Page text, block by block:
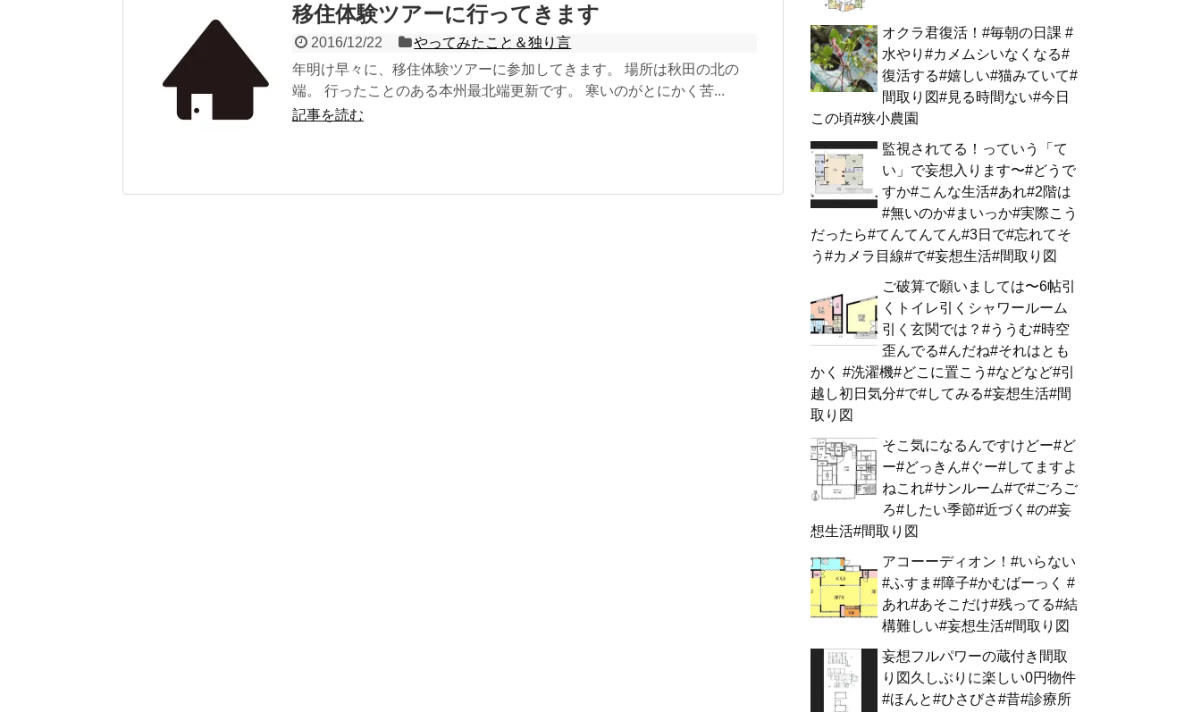
移住体験ツアーに行ってきます
2016/12/22
やってみたこと＆独り言
年明け早々に、移住体験ツアーに参加してきます。 場所は秋田の北の
端。 行ったことのある本州最北端更新です。 寒いのがとにかく苦...
記事を読む
オクラ君復活！#毎朝の日課 #
水やり#カメムシいなくなる#
復活する#嬉しい#猫みていて#
間取り図#見る時間ない#今日
この頃#狭小農園
監視されてる！っていう「て
い」で妄想入ります〜#どうで
すか#こんな生活#あれ#2階は
#無いのか#まいっか#実際こう
だったら#てんてんてん#3日で#忘れてそ
う#カメラ目線#で#妄想生活#間取り図
ご破算で願いましては〜6帖引
くトイレ引くシャワールーム
引く玄関では？#ううむ#時空
歪んでる#んだね#それはとも
かく #洗濯機#どこに置こう#などなど#引
越し初日気分#で#してみる#妄想生活#間
取り図
そこ気になるんですけどー#ど
ー#どっきん#ぐー#してますよ
ねこれ#サンルーム#で#ごろご
ろ#したい季節#近づく#の#妄
想生活#間取り図
アコーーディオン！#いらない
#ふすま#障子#かむばーっく #
あれ#あそこだけ#残ってる#結
構難しい#妄想生活#間取り図
妄想フルパワーの蔵付き間取
り図久しぶりに楽しい0円物件
#ほんと#ひさびさ#昔#診療所